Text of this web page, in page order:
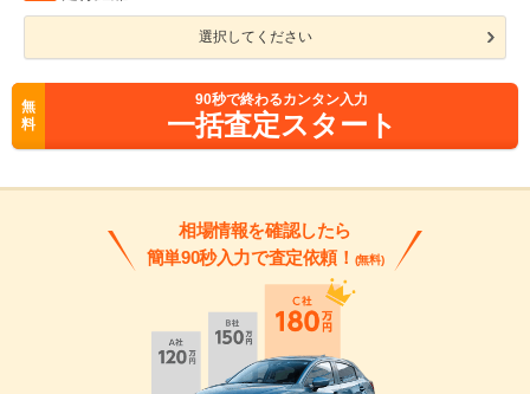
選択してください
無
料
90秒で終わるカンタン入力
一括査定スタート
相場情報を確認したら
簡単90秒入力で査定依頼！ (無料)